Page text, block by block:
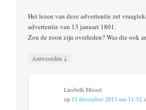
Het lezen van deze advertentie zet
advertentie van 13 januari 1801.
Zou de zoon zijn overleden? Was die ook
Antwoorden ↓
Liesbeth Missel
op 11 december 2013 om 11:52